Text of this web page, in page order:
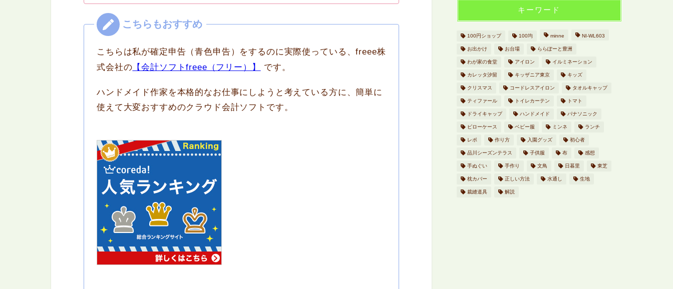
こちらは私が確定申告（青色申告）をするのに実際使っている、freee株
式会社の 【会計ソフトfreee（フリー）】 です。
ハンドメイド作家を本格的なお仕事にしようと考えている方に、簡単に
使えて大変おすすめのクラウド会計ソフトです。
キーワード
100円ショップ 100均 minne NI-WL603
お出かけ お台場 ららぽーと豊洲
わが家の食堂 アイロン イルミネーション
カレッタ汐留 キッザニア東京 キッズ
クリスマス コードレスアイロン タオルキャップ
ティファール トイレカーテン トマト
ドライキャップ ハンドメイド パナソニック
ピローケース ベビー服 ミンネ ランチ
レポ 作り方 入園グッズ 初心者
品川シーズンテラス 子供服 布 感想
手ぬぐい 手作り 文鳥 日暮里 東芝
枕カバー 正しい方法 水通し 生地
裁縫道具 解説